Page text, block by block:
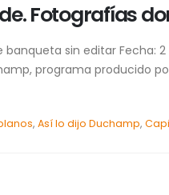
Fotografías
sin editar Fecha:
programa producido
,Así lo dijo Duchamp,